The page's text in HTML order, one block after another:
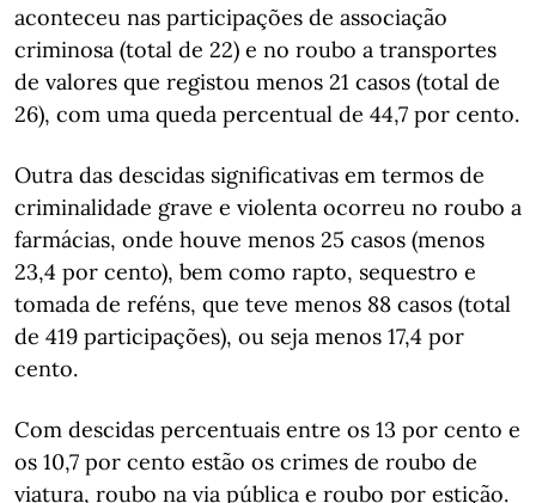
aconteceu nas participações de associação
criminosa (total de 22) e no roubo a transportes
de valores que registou menos 21 casos (total de
26), com uma queda percentual de 44,7 por cento.
Outra das descidas significativas em termos de
criminalidade grave e violenta ocorreu no roubo a
farmácias, onde houve menos 25 casos (menos
23,4 por cento), bem como rapto, sequestro e
tomada de reféns, que teve menos 88 casos (total
de 419 participações), ou seja menos 17,4 por
cento.
Com descidas percentuais entre os 13 por cento e
os 10,7 por cento estão os crimes de roubo de
viatura, roubo na via pública e roubo por estição.